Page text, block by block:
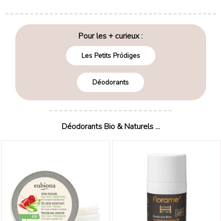
Pour les + curieux :
Les Petits Prödiges
Déodorants
Déodorants Bio & Naturels ...